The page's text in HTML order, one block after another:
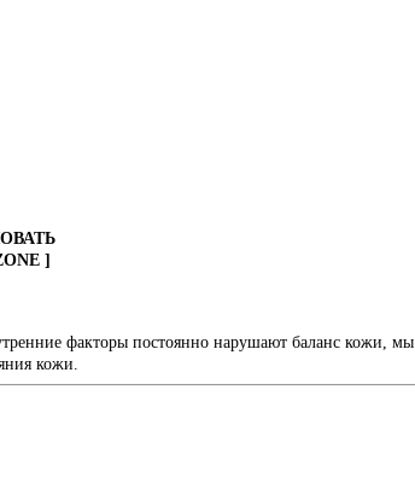
]
факторы постоянно нарушают баланс кожи,
кожи.